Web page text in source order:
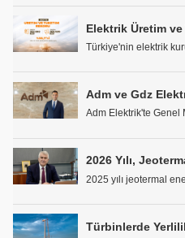
Elektrik Üretim
Türkiye'nin elektrik
Adm Elektrik'te Genel
2025 yılı jeotermal
Türbinlerde